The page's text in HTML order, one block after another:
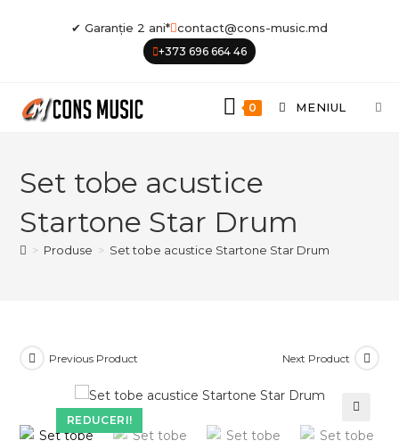
✔ Garanție 2 ani* contact@cons-music.md
+373 696 664 46
0 MENIUL
Set tobe acustice
Startone Star Drum
> Produse > Set tobe acustice Startone Star Drum
REDUCERI!
Previous Product Next Product
🔍